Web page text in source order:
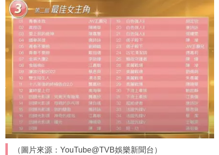
（圖片來源：YouTube@TVB娛樂新聞台）